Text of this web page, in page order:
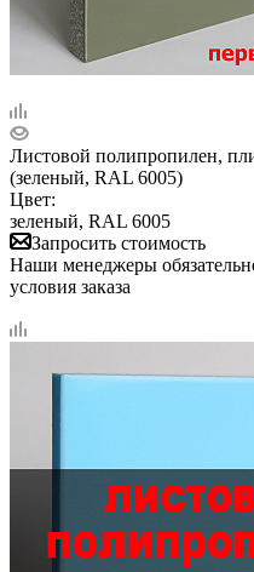
Листовой полипропилен,
(зеленый, RAL 6005)
Цвет:
зеленый, RAL 6005
Запросить стоимость
Наши менеджеры
условия заказа